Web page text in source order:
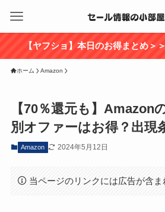
【ヤフショ】本日のお得まとめ＞＞
ホーム Amazon
【70％還元も】Amazon
別オファーはお得？出現
Amazon 2024年5月12日
当ページのリンクには広告が含ま